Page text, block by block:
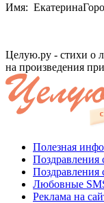
Имя:
Целую.ру - стихи о
на произведения
Полезная
Поздравления
Поздравления
Любовные
Реклама на